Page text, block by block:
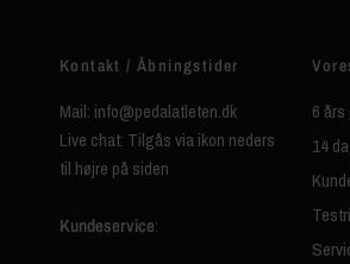
Kontakt / Åbningstider
Mail: info@pedalatleten.dk
Live chat: Tilgås via ikon neders
til højre på siden
Kundeservice:
6
14